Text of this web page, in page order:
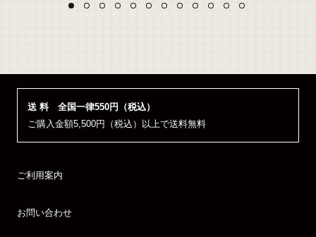
送 料 全国一律550円（税込）
ご購入金額5,500円（税込）以上で送料無料
ご利用案内
お問い合わせ